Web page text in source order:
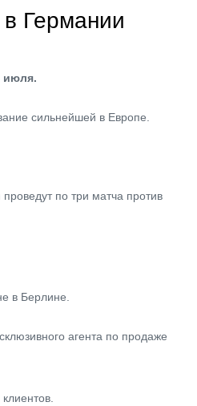
Германии
июля.
сильнейшей в Европе.
по три матча против
в Берлине.
агента по продаже